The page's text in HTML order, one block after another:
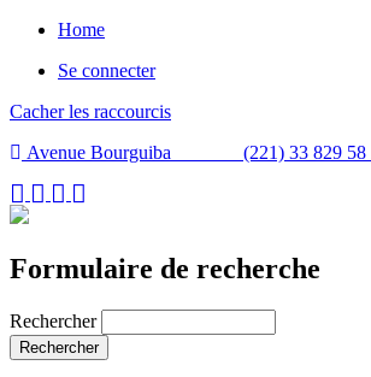
Home
Se connecter
Cacher les raccourcis
Avenue Bourguiba (221) 33 829 58
Formulaire de recherche
Rechercher
Rechercher